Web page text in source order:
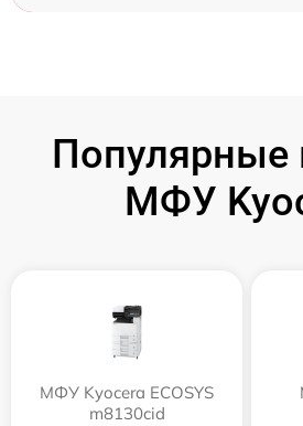
Популярные
МФУ
МФУ Kyocera ECOSYS
m8130cid